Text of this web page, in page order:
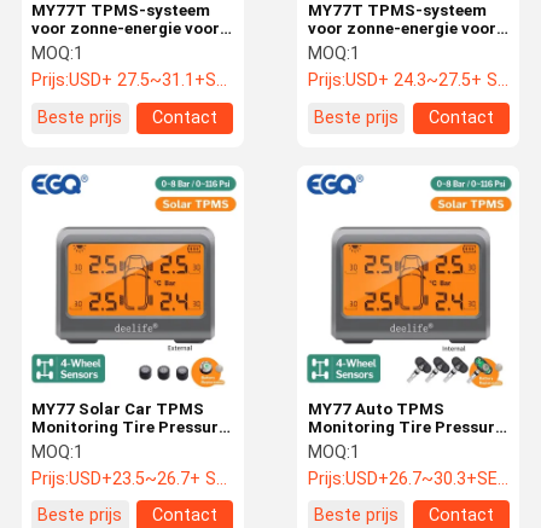
MY77T TPMS-systeem
voor zonne-energie voor
auto's
MOQ:1
Prijs:USD+ 27.5~31.1+SET
Beste prijs
Contact
MY77T TPMS-systeem
voor zonne-energie voor
auto's, banddruk 433MHz
externe sensor
MOQ:1
Prijs:USD+ 24.3~27.5+ SET
Beste prijs
Contact
MY77 Solar Car TPMS
Monitoring Tire Pressure
433MHz Externe sensor
MOQ:1
Prijs:USD+23.5~26.7+ SET
Beste prijs
Contact
MY77 Auto TPMS
Monitoring Tire Pressure
433MHz Interne sensor
MOQ:1
Prijs:USD+26.7~30.3+SET
Beste prijs
Contact